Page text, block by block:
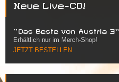
Neue Live-CD!
"Das Beste von Austria 3"
Erhältlich nur im Merch-Shop!
JETZT BESTELLEN